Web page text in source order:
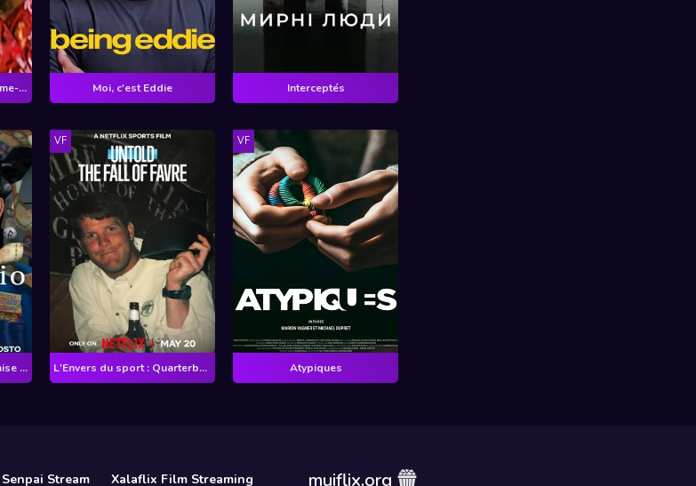
L'Envers du sport, Royaume-Uni : Miracle en finale Moi, c'est Eddie Interceptés
Millonario : Contre mauvaise fortune…
VF
L'Envers du sport : Quarterback à scandale
VF
Atypiques
Senpai Stream Xalaflix Film Streaming muiflix.org